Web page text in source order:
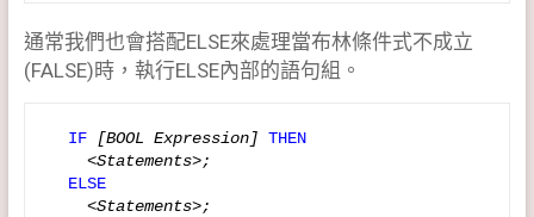
通常我們也會搭配ELSE來處理當布林條件式不成立
(FALSE)時，執行ELSE內部的語句組。
  IF
[BOOL Expression] THEN
<Statements>;
ELSE
<Statements>;